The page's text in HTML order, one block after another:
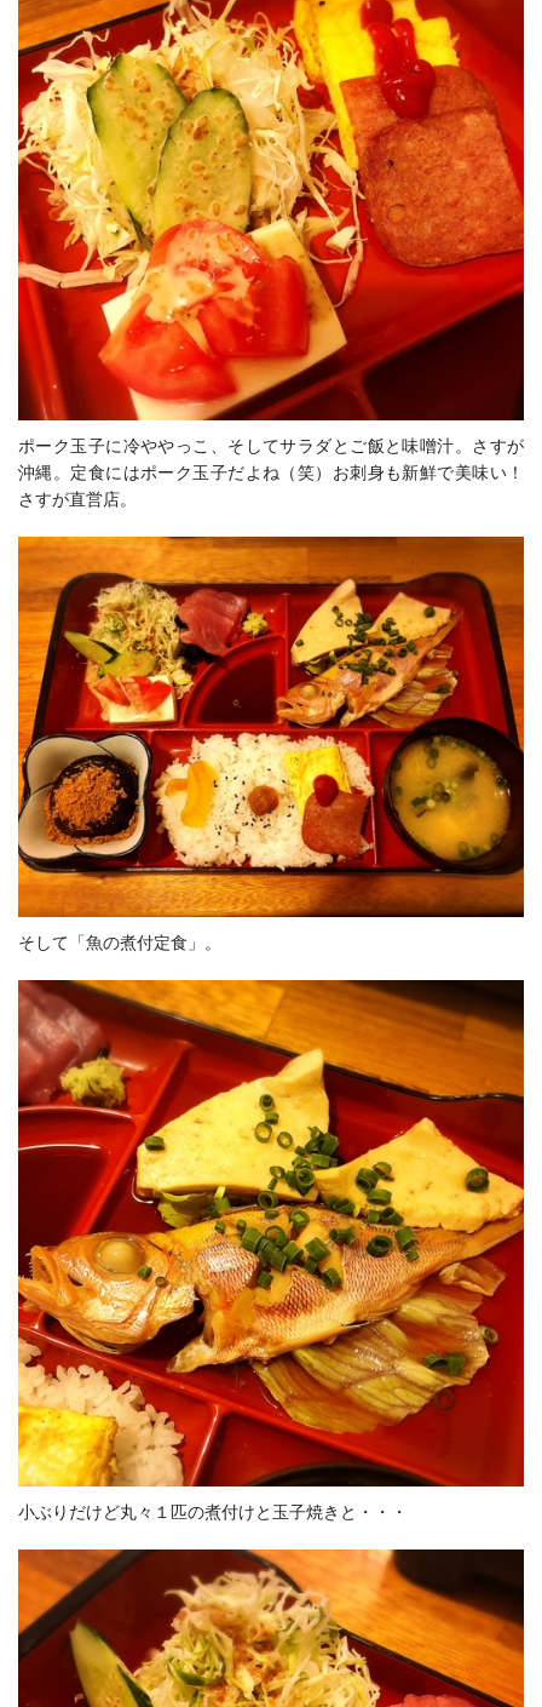
ポーク玉子に冷ややっこ、そしてサラダとご飯と味噌汁。さすが
沖縄。定食にはポーク玉子だよね（笑）お刺身も新鮮で美味い！
さすが直営店。
そして「魚の煮付定食」。
小ぶりだけど丸々１匹の煮付けと玉子焼きと・・・